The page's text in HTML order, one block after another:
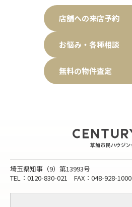
店舗への来店予約
お悩み・各種相談
無料の物件査定
埼玉県知事（9）第13993号
TEL：0120-830-021 FAX：048-928-1000